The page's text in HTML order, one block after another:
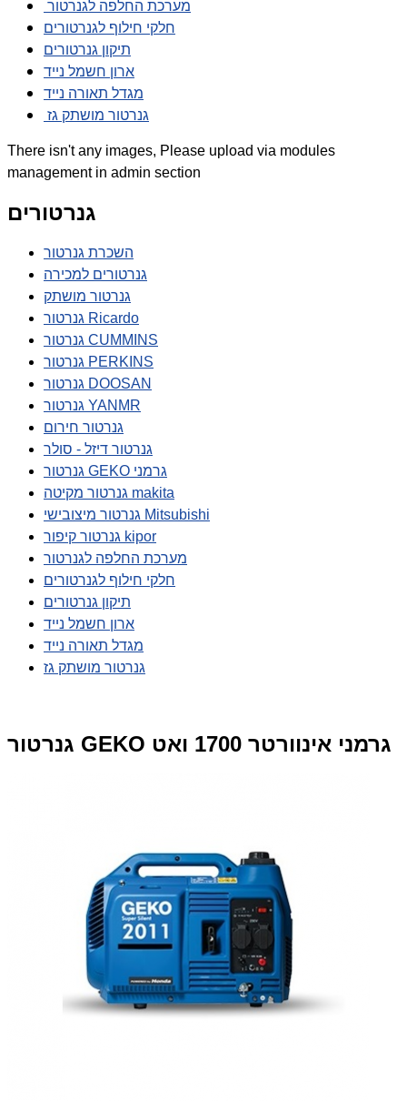
מערכת החלפה לגנרטור
חלקי חילוף לגנרטורים
תיקון גנרטורים
ארון חשמל נייד
מגדל תאורה נייד
גנרטור מושתק גז
There isn't any images, Please upload via modules
management in admin section
גנרטורים
השכרת גנרטור
גנרטורים למכירה
גנרטור מושתק
גנרטור Ricardo
גנרטור CUMMINS
גנרטור PERKINS
גנרטור DOOSAN
גנרטור YANMR
גנרטור חירום
גנרטור דיזל - סולר
גנרטור GEKO גרמני
גנרטור מקיטה makita
גנרטור מיצובישי Mitsubishi
גנרטור קיפור kipor
מערכת החלפה לגנרטור
חלקי חילוף לגנרטורים
תיקון גנרטורים
ארון חשמל נייד
מגדל תאורה נייד
גנרטור מושתק גז
גנרטור GEKO גרמני אינוורטר 1700 ואט